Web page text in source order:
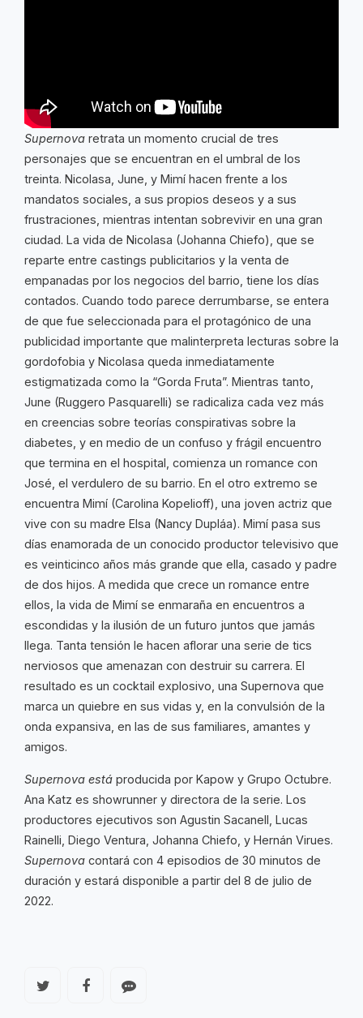
Supernova retrata un momento crucial de tres
personajes que se encuentran en el umbral de los
treinta. Nicolasa, June, y Mimí hacen frente a los
mandatos sociales, a sus propios deseos y a sus
frustraciones, mientras intentan sobrevivir en una gran
ciudad. La vida de Nicolasa (Johanna Chiefo), que se
reparte entre castings publicitarios y la venta de
empanadas por los negocios del barrio, tiene los días
contados. Cuando todo parece derrumbarse, se entera
de que fue seleccionada para el protagónico de una
publicidad importante que malinterpreta lecturas sobre la
gordofobia y Nicolasa queda inmediatamente
estigmatizada como la “Gorda Fruta”. Mientras tanto,
June (Ruggero Pasquarelli) se radicaliza cada vez más
en creencias sobre teorías conspirativas sobre la
diabetes, y en medio de un confuso y frágil encuentro
que termina en el hospital, comienza un romance con
José, el verdulero de su barrio. En el otro extremo se
encuentra Mimí (Carolina Kopelioff), una joven actriz que
vive con su madre Elsa (Nancy Dupláa). Mimí pasa sus
días enamorada de un conocido productor televisivo que
es veinticinco años más grande que ella, casado y padre
de dos hijos. A medida que crece un romance entre
ellos, la vida de Mimí se enmaraña en encuentros a
escondidas y la ilusión de un futuro juntos que jamás
llega. Tanta tensión le hacen aflorar una serie de tics
nerviosos que amenazan con destruir su carrera. El
resultado es un cocktail explosivo, una Supernova que
marca un quiebre en sus vidas y, en la convulsión de la
onda expansiva, en las de sus familiares, amantes y
amigos.
Supernova está producida por Kapow y Grupo Octubre.
Ana Katz es showrunner y directora de la serie. Los
productores ejecutivos son Agustin Sacanell, Lucas
Rainelli, Diego Ventura, Johanna Chiefo, y Hernán Virues.
Supernova contará con 4 episodios de 30 minutos de
duración y estará disponible a partir del 8 de julio de
2022.